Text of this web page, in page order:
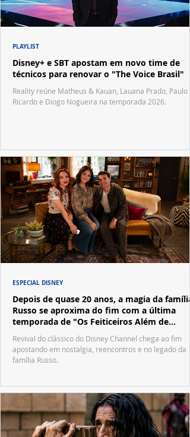
Disney+ e SBT apostam em novo time de
técnicos para renovar o "The Voice Brasil"
Reality reúne Matheus & Kauan, Lauana Prado, Paulo
Ricardo e Diogo Nogueira na temporada 2026.
PLAYLIST
Depois de quase 20 anos, a magia da família
Russo se aproxima do fim com a última
temporada de "Os Feiticeiros Além de
Waverly Place"
Revival do clássico do Disney Channel chega ao fim
apostando em nostalgia, reencontros e no legado da
família Russo.
ESPECIAL DISNEY